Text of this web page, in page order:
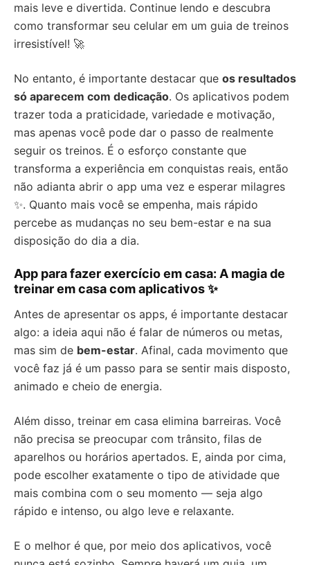
mais leve e divertida. Continue lendo e descubra
como transformar seu celular em um guia de treinos
irresistível! 🚀
No entanto, é importante destacar que os resultados
só aparecem com dedicação. Os aplicativos podem
trazer toda a praticidade, variedade e motivação,
mas apenas você pode dar o passo de realmente
seguir os treinos. É o esforço constante que
transforma a experiência em conquistas reais, então
não adianta abrir o app uma vez e esperar milagres
✨. Quanto mais você se empenha, mais rápido
percebe as mudanças no seu bem-estar e na sua
disposição do dia a dia.
App para fazer exercício em casa: A magia de
treinar em casa com aplicativos ✨
Antes de apresentar os apps, é importante destacar
algo: a ideia aqui não é falar de números ou metas,
mas sim de bem-estar. Afinal, cada movimento que
você faz já é um passo para se sentir mais disposto,
animado e cheio de energia.
Além disso, treinar em casa elimina barreiras. Você
não precisa se preocupar com trânsito, filas de
aparelhos ou horários apertados. E, ainda por cima,
pode escolher exatamente o tipo de atividade que
mais combina com o seu momento — seja algo
rápido e intenso, ou algo leve e relaxante.
E o melhor é que, por meio dos aplicativos, você